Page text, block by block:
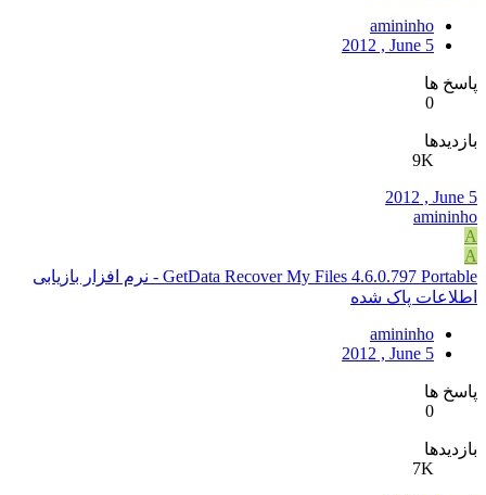
amininho
2012 , June 5
پاسخ ها
0
بازدیدها
9K
2012 , June 5
amininho
A
A
GetData Recover My Files 4.6.0.797 Portable - نرم افزار بازیابی
اطلاعات پاک شده
amininho
2012 , June 5
پاسخ ها
0
بازدیدها
7K